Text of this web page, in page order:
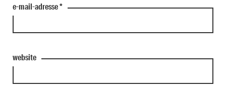
e-mail-adresse*
website